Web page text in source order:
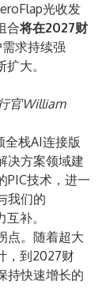
光收发
合将在2027财
需求持续强
大。
官William
栈AI连接版
决方案领域建
PIC技术，进一
我们的
补。
点。随着超大
，到2027财
持快速增长的